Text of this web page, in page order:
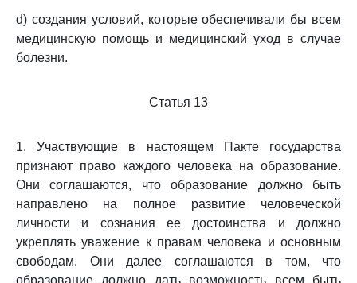
d) создания условий, которые обеспечивали бы всем
медицинскую помощь и медицинский уход в случае
болезни.
Статья 13
1. Участвующие в настоящем Пакте государства
признают право каждого человека на образование.
Они соглашаются, что образование должно быть
направлено на полное развитие человеческой
личности и сознания ее достоинства и должно
укреплять уважение к правам человека и основным
свободам. Они далее соглашаются в том, что
образование должно дать возможность всем быть